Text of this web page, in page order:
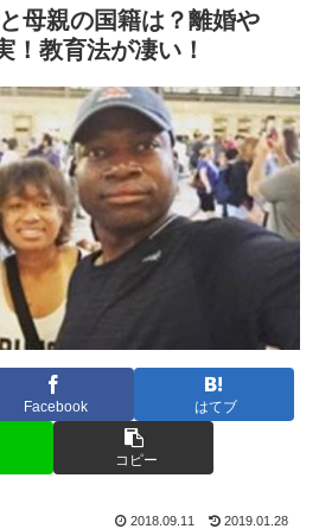
母親の国籍は？離婚や
！教育法が凄い！
Facebook はてブ
コピー
2018.09.11 2019.01.28